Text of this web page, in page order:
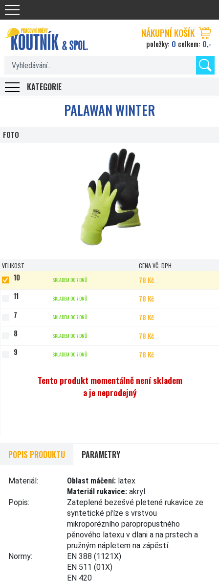
Koutnik.com
PALAWAN WINTER
FOTO
VELIKOST CENA VČ. DPH
10 SKLADEM DO 7 DNŮ 78 Kč
11 SKLADEM DO 7 DNŮ 78 Kč
7 SKLADEM DO 7 DNŮ 78 Kč
8 SKLADEM DO 7 DNŮ 78 Kč
9 SKLADEM DO 7 DNŮ 78 Kč
Tento produkt momentálně není skladem
a je neprodejný
POPIS PRODUKTU PARAMETRY
Materiál: Oblast máčení: latex
Materiál rukavice: akryl
Popis:
Zateplené bezešvé pletené rukavice ze
syntetické příze s vrstvou
mikroporézního paropropustného
pěnového latexu v dlani a na prstech a
pružným nápletem na zápěstí.
Normy:
EN 388 (1121X)
EN 511 (01X)
EN 420
KATEGORIE
NÁKUPNÍ KOŠÍK
položky: 0 celkem: 0,-